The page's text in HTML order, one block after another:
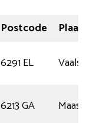
Postcode
Plaats
6291 EL Vaals
6213 GA